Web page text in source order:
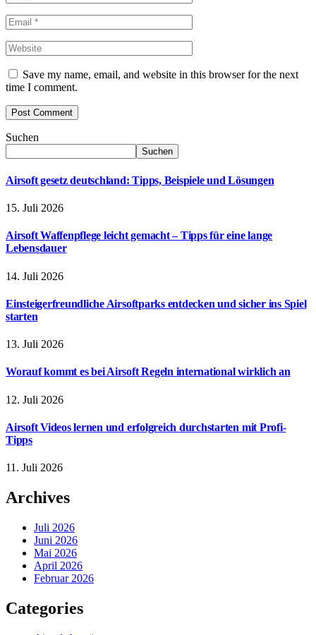
Save my name, email, and website in this browser for the next
time I comment.
Suchen
Suchen
Airsoft gesetz deutschland: Tipps, Beispiele und Lösungen
15. Juli 2026
Airsoft Waffenpflege leicht gemacht – Tipps für eine lange
Lebensdauer
14. Juli 2026
Einsteigerfreundliche Airsoftparks entdecken und sicher ins Spiel
starten
13. Juli 2026
Worauf kommt es bei Airsoft Regeln international wirklich an
12. Juli 2026
Airsoft Videos lernen und erfolgreich durchstarten mit Profi-
Tipps
11. Juli 2026
Archives
Juli 2026
Juni 2026
Mai 2026
April 2026
Februar 2026
Categories